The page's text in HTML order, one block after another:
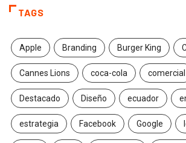
TAGS
Apple Branding Burger King
Cannes Lions coca-cola comercial
Destacado Diseño ecuador
estrategia Facebook Google